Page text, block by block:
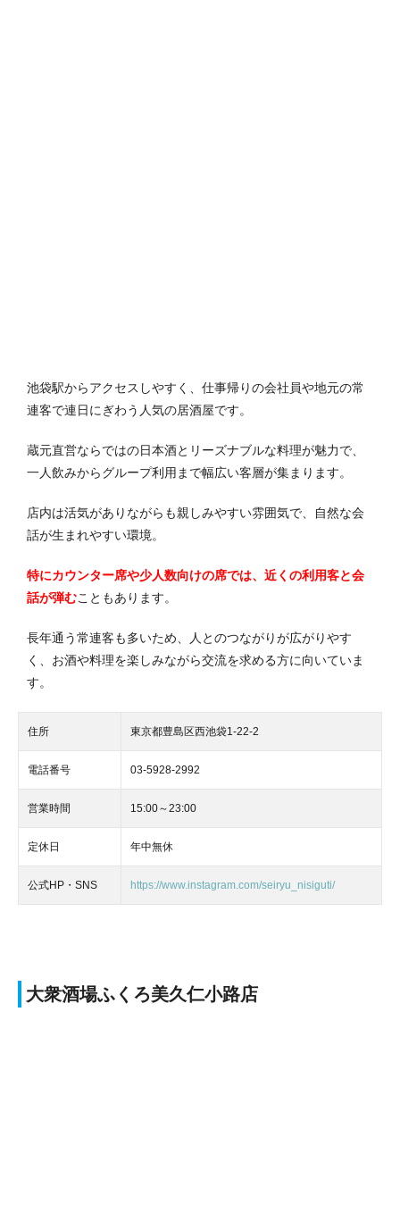
池袋駅からアクセスしやすく、仕事帰りの会社員や地元の常
連客で連日にぎわう人気の居酒屋です。
蔵元直営ならではの日本酒とリーズナブルな料理が魅力で、
一人飲みからグループ利用まで幅広い客層が集まります。
店内は活気がありながらも親しみやすい雰囲気で、自然な会
話が生まれやすい環境。
特にカウンター席や少人数向けの席では、近くの利用客と会
話が弾むこともあります。
長年通う常連客も多いため、人とのつながりが広がりやす
く、お酒や料理を楽しみながら交流を求める方に向いていま
す。
住所 東京都豊島区西池袋1-22-2
電話番号 03-5928-2992
営業時間 15:00～23:00
定休日 年中無休
公式HP・SNS https://www.instagram.com/seiryu_nisiguti/
大衆酒場ふくろ美久仁小路店